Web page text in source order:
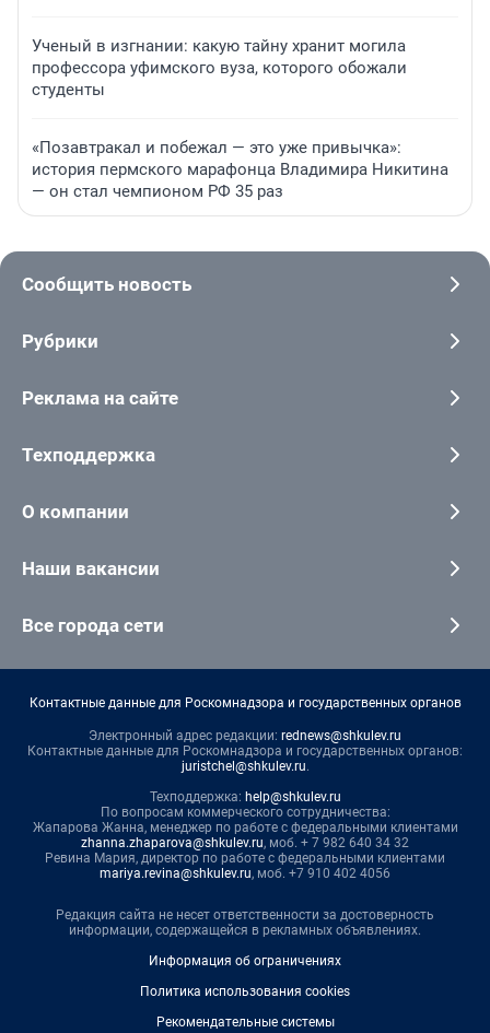
Ученый в изгнании: какую тайну хранит могила
профессора уфимского вуза, которого обожали
студенты
«Позавтракал и побежал — это уже привычка»:
история пермского марафонца Владимира Никитина
— он стал чемпионом РФ 35 раз
Сообщить новость
Рубрики
Реклама на сайте
Техподдержка
О компании
Наши вакансии
Все города сети
Контактные данные для Роскомнадзора и государственных органов
Электронный адрес редакции: rednews@shkulev.ru
Контактные данные для Роскомнадзора и государственных органов:
juristchel@shkulev.ru.
Техподдержка: help@shkulev.ru
По вопросам коммерческого сотрудничества:
Жапарова Жанна, менеджер по работе с федеральными клиентами
zhanna.zhaparova@shkulev.ru, моб. + 7 982 640 34 32
Ревина Мария, директор по работе с федеральными клиентами
mariya.revina@shkulev.ru, моб. +7 910 402 4056
Редакция сайта не несет ответственности за достоверность
информации, содержащейся в рекламных объявлениях.
Информация об ограничениях
Политика использования cookies
Рекомендательные системы